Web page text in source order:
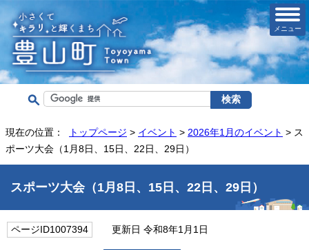
メニュー
現在の位置： トップページ > イベント > 2026年1月のイベント > ス
ポーツ大会（1月8日、15日、22日、29日）
スポーツ大会（1月8日、15日、22日、29日）
ページID1007394 更新日 令和8年1月1日